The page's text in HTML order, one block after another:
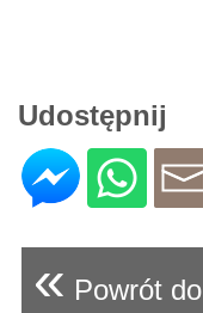
Udostępnij
« Powrót